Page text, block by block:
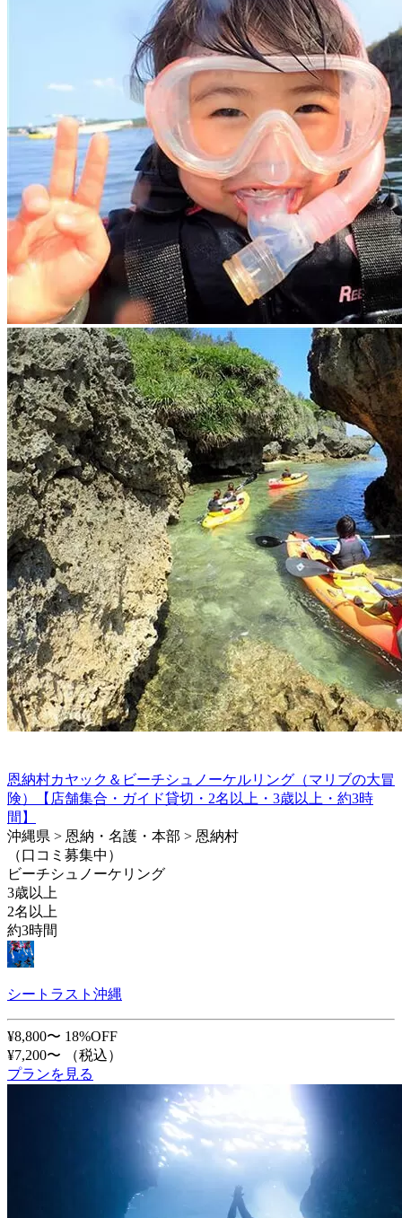
恩納村カヤック＆ビーチシュノーケルリング（マリブの大冒
険）【店舗集合・ガイド貸切・2名以上・3歳以上・約3時
間】
沖縄県 > 恩納・名護・本部 > 恩納村
（口コミ募集中）
ビーチシュノーケリング
3歳以上
2名以上
約3時間
シートラスト沖縄
¥8,800〜 18%OFF
¥7,200〜
（税込）
プランを見る